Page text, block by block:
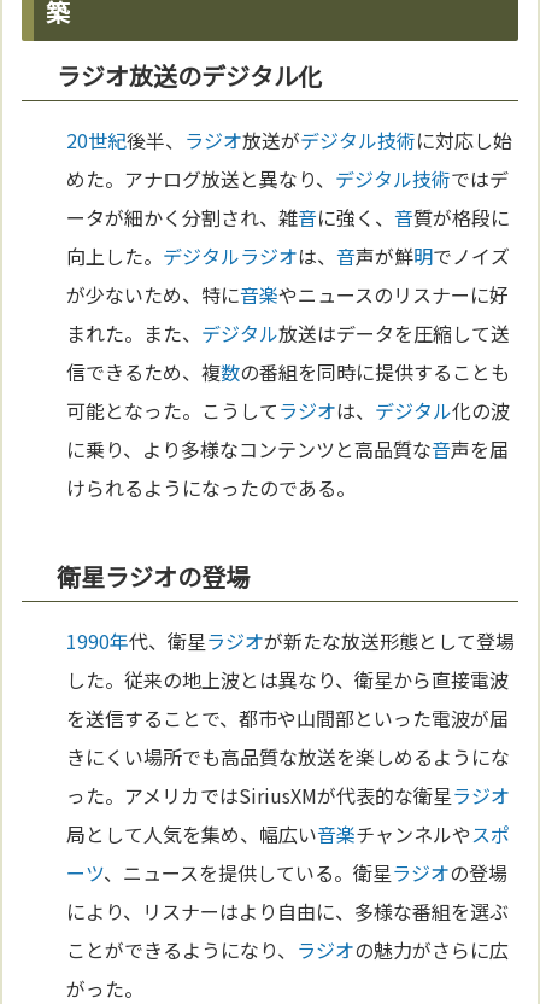
築
ラジオ放送のデジタル化
20世紀後半、 ラジオ放送がデジタル技術に対応し始
めた。アナログ放送と異なり、 デジタル技術ではデ
ータが細かく分割され、雑音に強く、音質が格段に
向上した。 デジタルラジオは、音声が鮮明でノイズ
が少ないため、特に音楽やニュースのリスナーに好
まれた。また、 デジタル放送はデータを圧縮して送
信できるため、複数の番組を同時に提供することも
可能となった。こうしてラジオは、 デジタル化の波
に乗り、より多様なコンテンツと高品質な音声を届
けられるようになったのである。
衛星ラジオの登場
1990年代、衛星ラジオが新たな放送形態として登場
した。従来の地上波とは異なり、衛星から直接電波
を送信することで、都市や山間部といった電波が届
きにくい場所でも高品質な放送を楽しめるようにな
った。アメリカではSiriusXMが代表的な衛星ラジオ
局として人気を集め、幅広い音楽チャンネルやスポ
ーツ、ニュースを提供している。衛星ラジオの登場
により、リスナーはより自由に、多様な番組を選ぶ
ことができるようになり、 ラジオの魅力がさらに広
がった。